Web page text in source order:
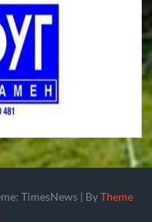
TimesNews | ByTheme